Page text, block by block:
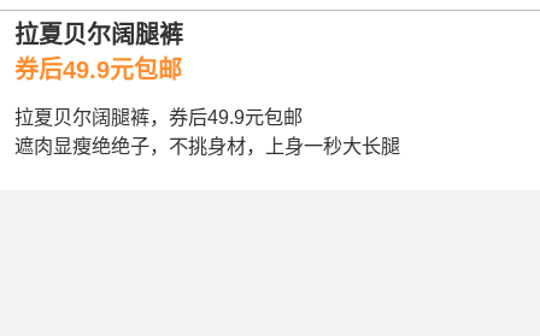
拉夏贝尔阔腿裤
券后49.9元包邮
拉夏贝尔阔腿裤，券后49.9元包邮
遮肉显瘦绝绝子，不挑身材，上身一秒大长腿